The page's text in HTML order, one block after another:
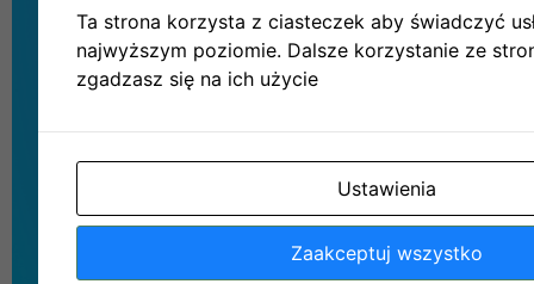
Ta strona korzysta z ciasteczek aby świadczyć
najwyższym poziomie. Dalsze korzystanie ze
zgadzasz się na ich użycie
Ustawienia
Zaakceptuj wszystko